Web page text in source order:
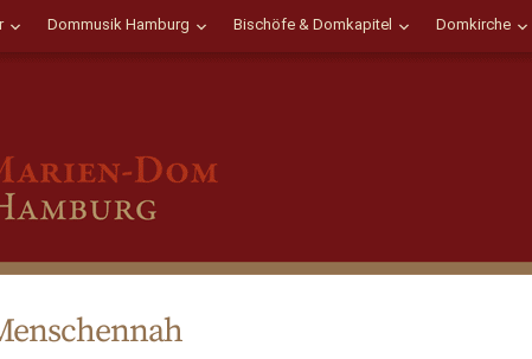
Dommusik Hamburg Bischöfe & Domkapitel Domkirche